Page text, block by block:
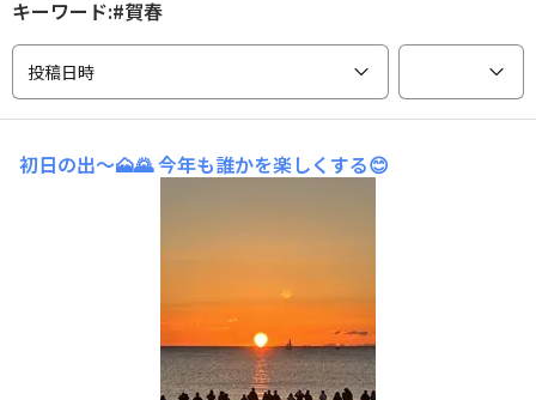
キーワード:#賀春
投稿日時
初日の出～🗻🌄今年も誰かを楽しくする😊